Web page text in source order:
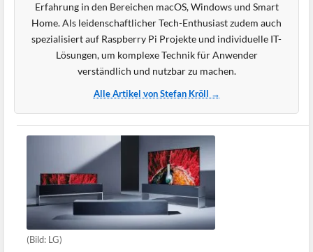
Erfahrung in den Bereichen macOS, Windows und Smart
Home. Als leidenschaftlicher Tech-Enthusiast zudem auch
spezialisiert auf Raspberry Pi Projekte und individuelle IT-
Lösungen, um komplexe Technik für Anwender
verständlich und nutzbar zu machen.
Alle Artikel von Stefan Kröll →
(Bild: LG)